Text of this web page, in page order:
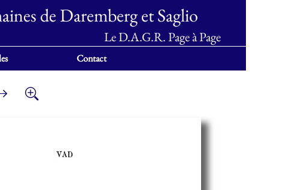
de Daremberg et Saglio
Le D.A.G.R. Page à Page
Contact